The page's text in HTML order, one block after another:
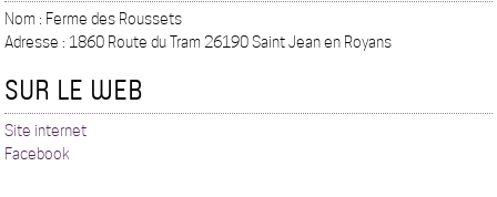
Nom : Ferme des Roussets
Adresse : 1860 Route du Tram 26190 Saint Jean en Royans
SUR LE WEB
Site internet
Facebook